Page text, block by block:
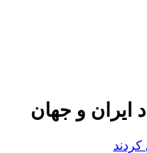
ایران و جهان